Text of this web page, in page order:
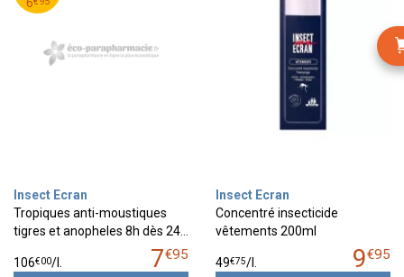
6
Insect Ecran
Tropiques anti-moustiques
tigres et anopheles 8h dès 24…
7€95
106€00/
Insect Ecran
Concentré insecticide
vêtements 200ml
9€95
49€75/